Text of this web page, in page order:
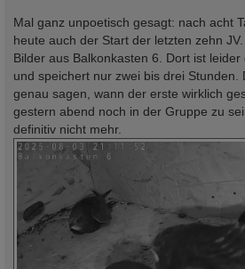
Mal ganz unpoetisch gesagt: nach acht
heute auch der Start der letzten zehn JV.
Bilder aus Balkonkasten 6. Dort ist
und speichert nur zwei bis drei Stunden.
genau sagen, wann der erste wirklich
gestern abend noch in der Gruppe zu
definitiv nicht mehr.